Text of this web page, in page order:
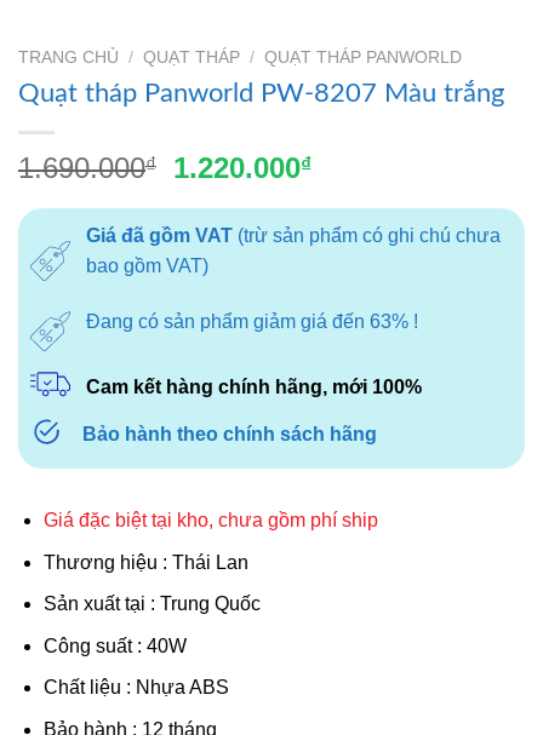
TRANG CHỦ / QUẠT THÁP / QUẠT THÁP PANWORLD
Quạt tháp Panworld PW-8207 Màu trắng
1.690.000₫
Giá
là:
1.690.000₫.
1.220.000₫Giá
tại
là:
Giá đã gồm VAT(trừ sản phẩm có ghi chú chưa
bao gồm VAT)
Đang có sản phẩm giảm giá đến 63% !
Cam kết hàng chính hãng, mới 100%
Bảo hành theo chính sách hãng
Giá đặc biệt tại kho, chưa gồm phí ship
Thương hiệu : Thái Lan
Sản xuất tại : Trung Quốc
Công suất : 40W
Chất liệu : Nhựa ABS
Bảo hành : 12 tháng